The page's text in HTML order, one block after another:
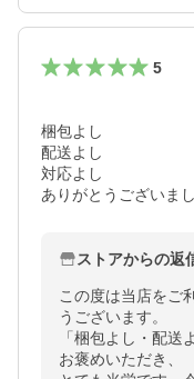
5
梱包よし
配送よし
対応よし
ありがとうございま
ストアからの返
この度は当店をご
うございます。
「梱包よし・配送
お褒めいただき、